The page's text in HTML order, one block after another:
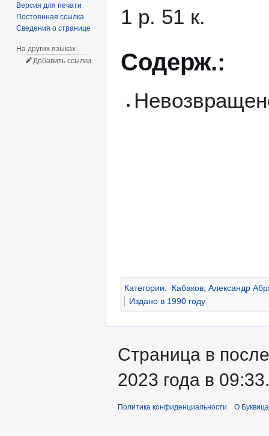
1 р. 51 к.
Содерж.:
Категории:
Кабаков, Александр
Издано в 1990 году
Версия для печати
Постоянная ссылка
Сведения о странице
На других языках
Добавить ссылки
Страница в
2023 года в 09:33.
Политика конфиденциальности О Буквица